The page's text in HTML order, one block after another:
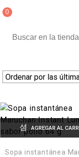
0
AGREGAR AL
Sopa instantánea